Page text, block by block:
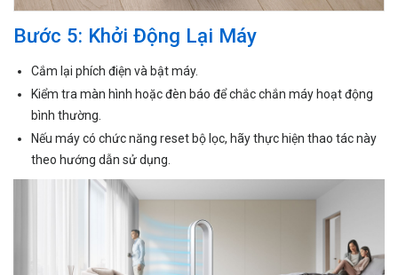
Bước 5: Khởi Động Lại Máy
Cắm lại phích điện và bật máy.
Kiểm tra màn hình hoặc đèn báo để chắc chắn máy hoạt động
bình thường.
Nếu máy có chức năng reset bộ lọc, hãy thực hiện thao tác này
theo hướng dẫn sử dụng.